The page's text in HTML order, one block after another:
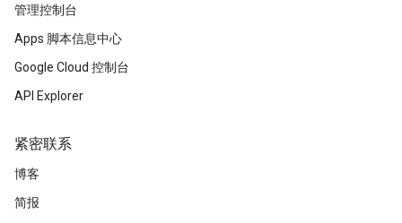
管理控制台
Apps 脚本信息中心
Google Cloud 控制台
API Explorer
紧密联系
博客
简报